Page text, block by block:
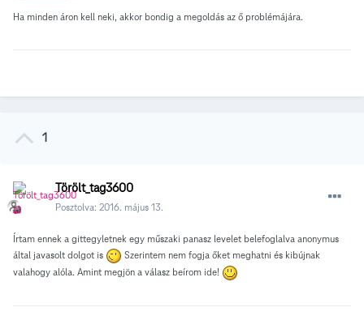
Ha minden áron kell neki, akkor bondig a megoldás az ő problémájára.
1
Törölt_tag3600
Posztolva: 2016. május 13.
Írtam ennek a gittegyletnek egy műszaki panasz levelet belefoglalva anonymus
által javasolt dolgot is
Szerintem nem fogja őket meghatni és kibújnak
valahogy alóla. Amint megjön a válasz beírom ide!